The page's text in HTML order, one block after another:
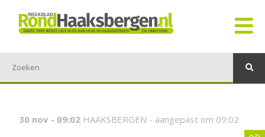
30 nov - 09:02 HAAKSBERGEN - aangepast om 09:02